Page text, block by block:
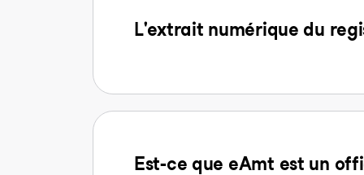
L'extrait numérique du
Est-ce que eAmt est un